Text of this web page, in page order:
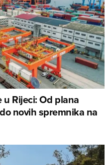
Rijeci: Od plana
novih spremnika na